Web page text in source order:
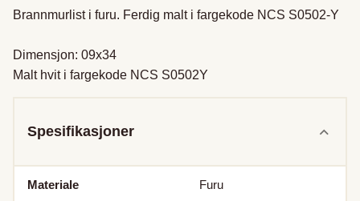
Brannmurlist i furu. Ferdig malt i fargekode NCS S0502-Y
Dimensjon: 09x34
Malt hvit i fargekode NCS S0502Y
Spesifikasjoner
Materiale Furu